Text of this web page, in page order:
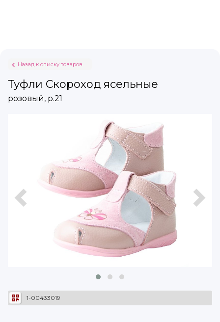
Назад к списку товаров
Туфли Скороход ясельные
розовый, р.21
1-00433019